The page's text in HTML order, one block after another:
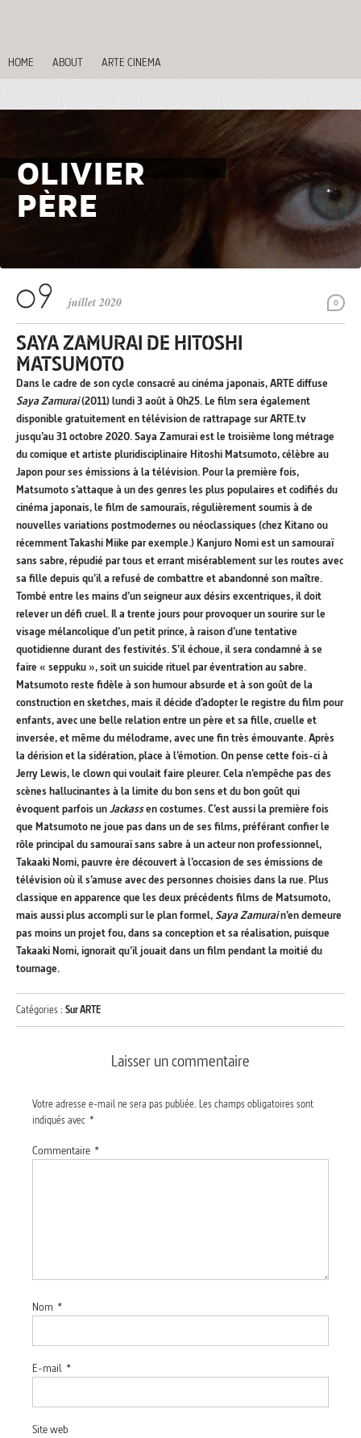
HOME ABOUT ARTE CINEMA
OLIVIER
PÈRE
0
juillet 2020
SAYA ZAMURAI DE HITOSHI
MATSUMOTO
Dans le cadre de son cycle consacré au cinéma japonais, ARTE diffuse
Saya Zamurai(2011) lundi 3 août à 0h25. Le film sera également
disponible gratuitement en télévision de rattrapage sur ARTE.tv
jusqu’au 31 octobre 2020. Saya Zamurai est le troisième long métrage
du comique et artiste pluridisciplinaire Hitoshi Matsumoto, célèbre au
Japon pour ses émissions à la télévision. Pour la première fois,
Matsumoto s’attaque à un des genres les plus populaires et codifiés du
cinéma japonais, le film de samouraïs, régulièrement soumis à de
nouvelles variations postmodernes ou néoclassiques (chez Kitano ou
récemment Takashi Miike par exemple.) Kanjuro Nomi est un samouraï
sans sabre, répudié par tous et errant misérablement sur les routes avec
sa fille depuis qu’il a refusé de combattre et abandonné son maître.
Tombé entre les mains d’un seigneur aux désirs excentriques, il doit
relever un défi cruel. Il a trente jours pour provoquer un sourire sur le
visage mélancolique d’un petit prince, à raison d’une tentative
quotidienne durant des festivités. S’il échoue, il sera condamné à se
faire « seppuku », soit un suicide rituel par éventration au sabre.
Matsumoto reste fidèle à son humour absurde et à son goût de la
construction en sketches, mais il décide d’adopter le registre du film pour
enfants, avec une belle relation entre un père et sa fille, cruelle et
inversée, et même du mélodrame, avec une fin très émouvante. Après
la dérision et la sidération, place à l’émotion. On pense cette fois-ci à
Jerry Lewis, le clown qui voulait faire pleurer. Cela n’empêche pas des
scènes hallucinantes à la limite du bon sens et du bon goût qui
évoquent parfois unJackassen costumes. C’est aussi la première fois
que Matsumoto ne joue pas dans un de ses films, préférant confier le
rôle principal du samouraï sans sabre à un acteur non professionnel,
Takaaki Nomi, pauvre ère découvert à l’occasion de ses émissions de
télévision où il s’amuse avec des personnes choisies dans la rue. Plus
classique en apparence que les deux précédents films de Matsumoto,
mais aussi plus accompli sur le plan formel,Saya Zamurain’en demeure
pas moins un projet fou, dans sa conception et sa réalisation, puisque
Takaaki Nomi, ignorait qu’il jouait dans un film pendant la moitié du
tournage.
Catégories : Sur ARTE
Laisser un commentaire
Votre adresse e-mail ne sera pas publiée. Les champs obligatoires sont
indiqués avec *
Commentaire *
Nom *
E-mail *
Site web